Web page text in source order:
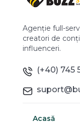
Agenție full-
creatori de
influenceri.
(+40) 745
Acasă